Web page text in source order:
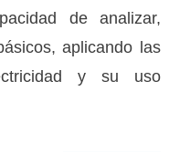
de analizar,
aplicando las
y su uso